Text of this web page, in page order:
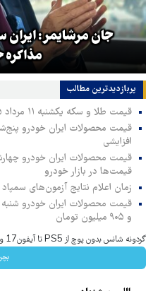
جان مرشایمر:
مذاکره
پربازدیدترین‌ مطالب
قیمت طلا و سکه یکشنبه ۱۱ مرداد ۱۴۰۵/ ریزش سنگین سکه امامی
افزایشی
قیمت‌ها در بازار خودرو
زمان اعلام نتایج آزمون‌های
و ۹۰۵ میلیون تومان
گردونه شانس بدون پوچ از PS5 تا آیفون17 و 1000دلار جایزه 🔥